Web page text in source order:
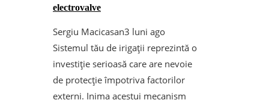
electrovalve
Sergiu Macicasan3 luni ago
Sistemul tău de irigații reprezintă o
investiție serioasă care are nevoie
de protecție împotriva factorilor
externi. Inima acestui mecanism